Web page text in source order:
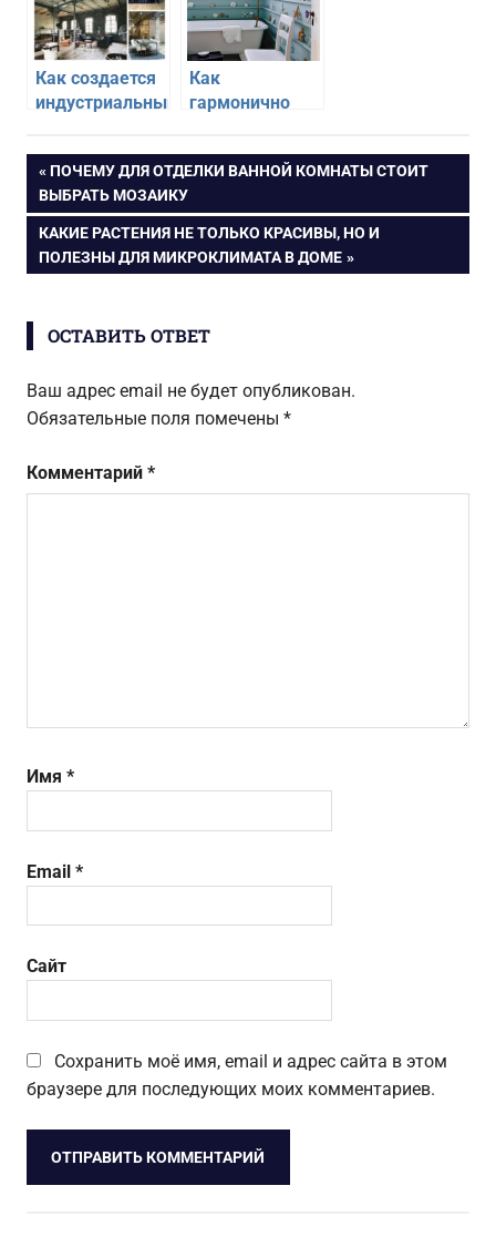
Как создается
индустриальный
помощи
простых
предметов
Как
гармонично
морской стиль
в своей
Навигация
по
записям
ПРЕДЫДУЩАЯ
ЗАПИСЬ:
ПОЧЕМУ ДЛЯ ОТДЕЛКИ ВАННОЙ КОМНАТЫ СТОИТ
ВЫБРАТЬ МОЗАИКУ
СЛЕДУЮЩАЯ
ЗАПИСЬ:
КАКИЕ РАСТЕНИЯ НЕ ТОЛЬКО КРАСИВЫ, НО И
ПОЛЕЗНЫ ДЛЯ МИКРОКЛИМАТА В ДОМЕ
ОСТАВИТЬ ОТВЕТ
Ваш адрес email не будет опубликован.
Обязательные поля помечены *
Комментарий *
Имя *
Email *
Сайт
Сохранить моё имя, email и адрес сайта в этом
браузере для последующих моих комментариев.